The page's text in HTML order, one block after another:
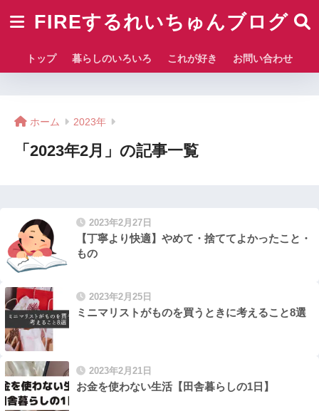
FIREするれいちゅんブログ
トップ 暮らしのいろいろ これが好き お問い合わせ
ホーム 2023年
「2023年2月」の記事一覧
2023年2月27日
【丁寧より快適】やめて・捨ててよかったこと・
もの
2023年2月25日
ミニマリストがものを買うときに考えること8選
2023年2月21日
お金を使わない生活【田舎暮らしの1日】